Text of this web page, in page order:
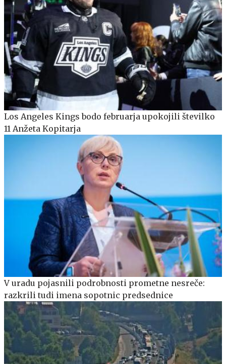
Los Angeles Kings bodo februarja upokojili številko
11 Anžeta Kopitarja
V uradu pojasnili podrobnosti prometne nesreče:
razkrili tudi imena sopotnic predsednice